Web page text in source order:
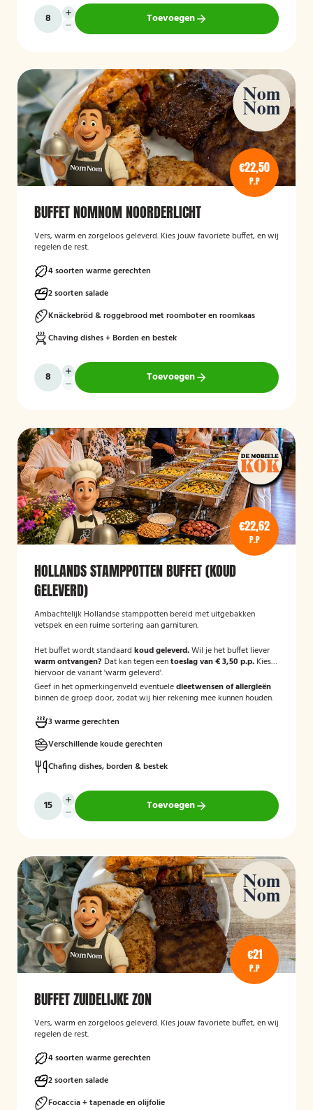
Toevoegen
€22,50
P.P
BUFFET NOMNOM NOORDERLICHT
Vers, warm en zorgeloos geleverd. Kies jouw favoriete buffet, en wij
regelen de rest.
4 soorten warme gerechten
2 soorten salade
Knäckebröd & roggebrood met roomboter en roomkaas
Chaving dishes + Borden en bestek
Toevoegen
€22,62
P.P
HOLLANDS STAMPPOTTEN BUFFET (KOUD
GELEVERD)
Ambachtelijk Hollandse stamppotten bereid met uitgebakken
vetspek en een ruime sortering aan garnituren.
Het buffet wordt standaard koud geleverd.Wil je het buffet liever
warm ontvangen? Dat kan tegen eentoeslag van € 3,50 p.p. Kies
hiervoor de variant 'warm geleverd'.
Geef in het opmerkingenveld eventueledieetwensen of allergieën
binnen de groep door, zodat wij hier rekening mee kunnen houden.
3 warme gerechten
Verschillende koude gerechten
Chafing dishes, borden & bestek
Toevoegen
€21
P.P
BUFFET ZUIDELIJKE ZON
Vers, warm en zorgeloos geleverd. Kies jouw favoriete buffet, en wij
regelen de rest.
4 soorten warme gerechten
2 soorten salade
Focaccia + tapenade en olijfolie